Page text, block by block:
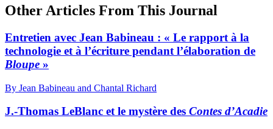
Other Articles From This Journal
Entretien avec Jean Babineau : « Le rapport à la
technologie et à l’écriture pendant l’élaboration de
Bloupe »
By Jean Babineau and Chantal Richard
J.-Thomas LeBlanc et le mystère des Contes d’Acadie